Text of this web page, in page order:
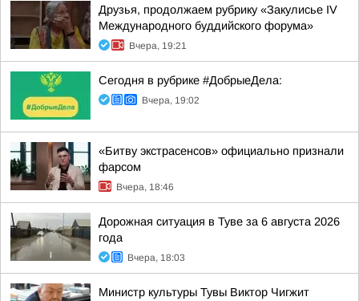
Друзья, продолжаем рубрику «Закулисье IV
Международного буддийского форума»
Вчера, 19:21
Сегодня в рубрике #ДобрыеДела:
Вчера, 19:02
«Битву экстрасенсов» официально признали
фарсом
Вчера, 18:46
Дорожная ситуация в Туве за 6 августа 2026
года
Вчера, 18:03
Министр культуры Тувы Виктор Чигжит